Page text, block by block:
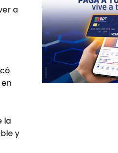
a
la
y